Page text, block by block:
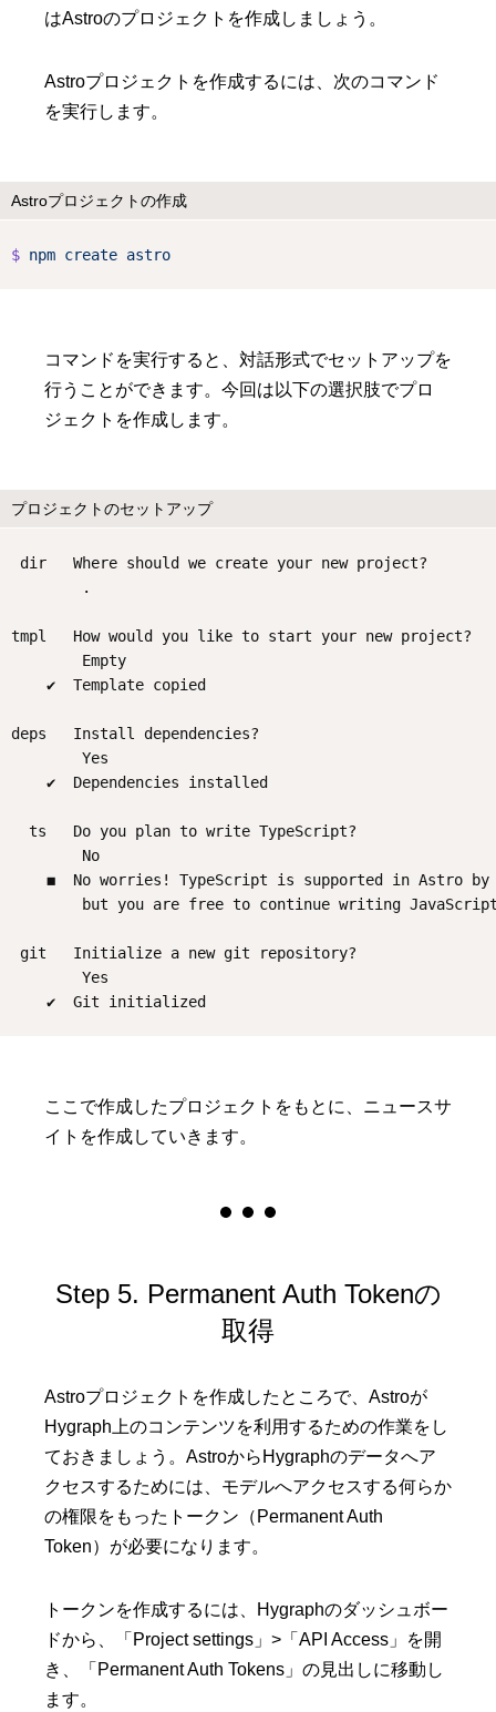
はAstroのプロジェクトを作成しましょう。
Astroプロジェクトを作成するには、次のコマンド
を実行します。
Astroプロジェクトの作成
$ npm create astro
コマンドを実行すると、対話形式でセットアップを
行うことができます。今回は以下の選択肢でプロ
ジェクトを作成します。
プロジェクトのセットアップ
dir   Where should we create your new project?
        .
tmpl   How would you like to start your new project?
        Empty
    ✔  Template copied
deps   Install dependencies?
        Yes
    ✔  Dependencies installed
  ts   Do you plan to write TypeScript?
        No
◼  No worries! TypeScript is supported in Astro by
but you are free to continue writing
git   Initialize a new git repository?
        Yes
    ✔  Git initialized
ここで作成したプロジェクトをもとに、ニュースサ
イトを作成していきます。
Step 5. Permanent Auth Tokenの
取得
Astroプロジェクトを作成したところで、Astroが
Hygraph上のコンテンツを利用するための作業をし
ておきましょう。AstroからHygraphのデータへア
クセスするためには、モデルへアクセスする何らか
の権限をもったトークン（Permanent Auth
Token）が必要になります。
トークンを作成するには、Hygraphのダッシュボー
ドから、「Project settings」>「API Access」を開
き、「Permanent Auth Tokens」の見出しに移動し
ます。